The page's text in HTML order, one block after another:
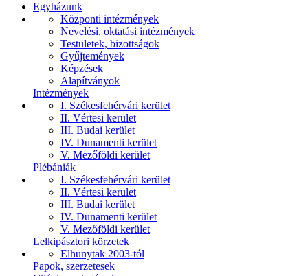
Egyházunk
Központi intézmények
Nevelési, oktatási intézmények
Testületek, bizottságok
Gyűjtemények
Képzések
Alapítványok
Intézmények
I. Székesfehérvári kerület
II. Vértesi kerület
III. Budai kerület
IV. Dunamenti kerület
V. Mezőföldi kerület
Plébániák
I. Székesfehérvári kerület
II. Vértesi kerület
III. Budai kerület
IV. Dunamenti kerület
V. Mezőföldi kerület
Lelkipásztori körzetek
Elhunytak 2003-tól
Papok, szerzetesek